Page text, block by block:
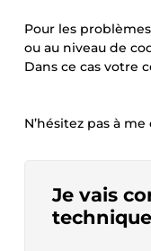
Pour les
ou au niveau de
Dans ce cas votre
N’hésitez pas à
Je vais